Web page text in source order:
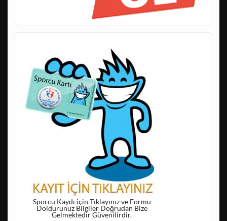
Sporcu Kaydı için Tıklayınız ve Formu
Doldurunuz Bilgiler Doğrudan Bize
Gelmektedir Güvenilirdir.